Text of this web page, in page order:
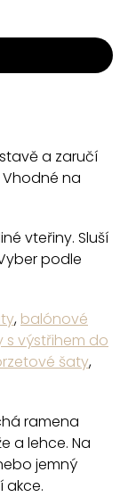
a zaručí
na
vteřiny. Sluší
podle
, balónové
s výstřihem do
šaty,
ramena
a lehce. Na
jemný
akce.